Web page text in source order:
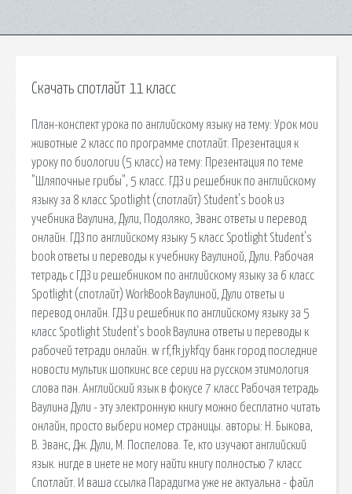
Скачать спотлайт 11 класс
План-конспект урока по английскому языку на тему: Урок мои
животные 2 класс по программе спотлайт. Презентация к
уроку по биологии (5 класс) на тему: Презентация по теме
"Шляпочные грибы", 5 класс. ГДЗ и решебник по английскому
языку за 8 класс Spotlight (спотлайт) Student's book из
учебника Ваулина, Дули, Подоляко, Эванс ответы и перевод
онлайн. ГДЗ по английскому языку 5 класс Spotlight Student's
book ответы и переводы к учебнику Ваулиной, Дули. Рабочая
тетрадь с ГДЗ и решебником по английскому языку за 6 класс
Spotlight (спотлайт) WorkBook Ваулиной, Дули ответы и
перевод онлайн. ГДЗ и решебник по английскому языку за 5
класс Spotlight Student's book Ваулина ответы и переводы к
рабочей тетради онлайн. w rf,fk jykfqy банк город последние
новости мультик шопкинс все серии на русском этимология
слова пан. Английский язык в фокусе 7 класс Рабочая тетрадь
Ваулина Дули - эту электронную книгу можно бесплатно читать
онлайн, просто выбери номер страницы. авторы: Н. Быкова,
В. Эванс, Дж. Дули, М. Поспелова. Те, кто изучают английский
язык. нигде в инете не могу найти книгу полностью 7 класс
Спотлайт. И ваша ссылка Парадигма уже не актуальна - файл